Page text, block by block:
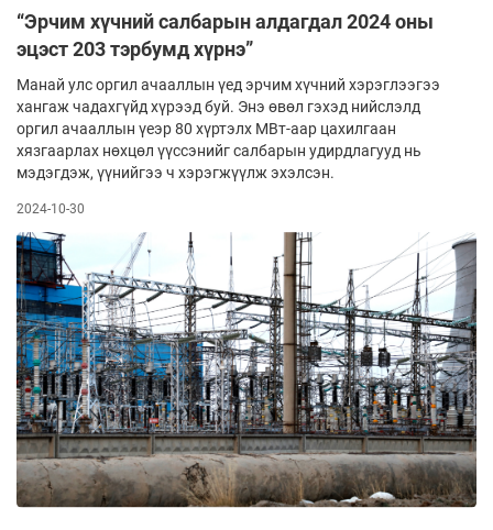
“Эрчим хүчний салбарын алдагдал 2024 оны
эцэст 203 тэрбумд хүрнэ”
Манай улс оргил ачааллын үед эрчим хүчний хэрэглээгээ
хангаж чадахгүйд хүрээд буй. Энэ өвөл гэхэд нийслэлд
оргил ачааллын үеэр 80 хүртэлх МВт-аар цахилгаан
хязгаарлах нөхцөл үүссэнийг салбарын удирдлагууд нь
мэдэгдэж, үүнийгээ ч хэрэгжүүлж эхэлсэн.
2024-10-30